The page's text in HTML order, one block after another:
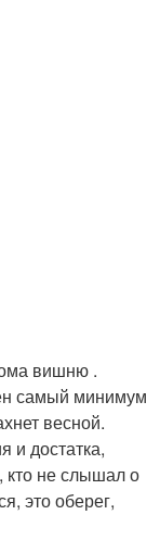
вишню .
самый минимум
весной.
и достатка,
кто не слышал о
это оберег,